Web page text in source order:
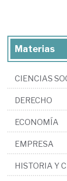
Materias
CIENCIAS
DERECHO
ECONOMÍA
EMPRESA
HISTORIA Y